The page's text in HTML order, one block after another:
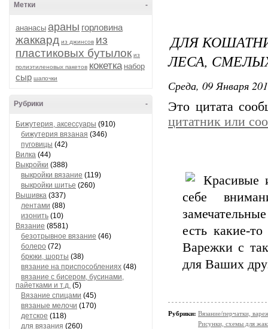
-
Метки
ананасы араны горловина
жаккард из джинсов из
пластиковых бутылок из
полиэтиленовых пакетов кокетка набор
сыр шапочки
-
Рубрики
Бижутерия, аксессуары (910)
бижутерия вязаная (346)
пуговицы (42)
Вилка (44)
Выкройки (388)
выкройки вязание (119)
выкройки шитье (260)
Вышивка (337)
лентами (88)
изонить (10)
Вязание (8581)
безотрывное вязание (46)
болеро (72)
брюки, шорты (38)
вязание на приспособлениях (48)
вязание с бисером, бусинами,
пайетками и т.д. (5)
Вязание спицами (45)
вязаные мелочи (170)
детское (118)
для вязания (260)
ДЛЯ
ЛЕСА,
Среда, 09 Января
Это цитата
цитатник или
Красивые
себе
есть какие-
Варежки с
для Ваших
Рубрики: Вязание/перчатки,
Рисунки, схемы для